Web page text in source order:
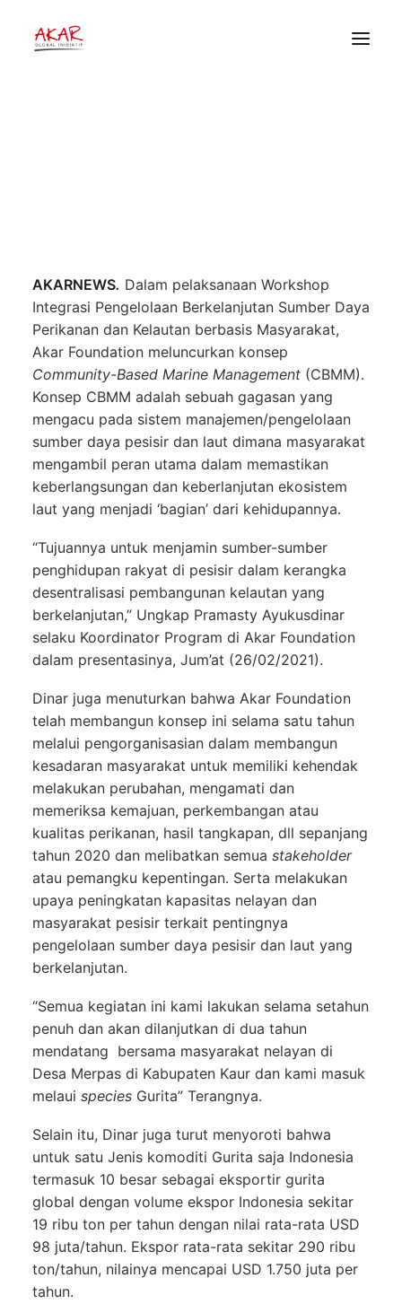
Luncurkan CBMM, Akar
AKARNEWS. Dalam pelaksanaan Workshop
Integrasi Pengelolaan Berkelanjutan Sumber Daya
Perikanan dan Kelautan berbasis Masyarakat,
Akar Foundation meluncurkan konsep
Community-Based Marine Management (CBMM).
Konsep CBMM adalah sebuah gagasan yang
mengacu pada sistem manajemen/pengelolaan
sumber daya pesisir dan laut dimana masyarakat
mengambil peran utama dalam memastikan
keberlangsungan dan keberlanjutan ekosistem
laut yang menjadi ‘bagian’ dari kehidupannya.
“Tujuannya untuk menjamin sumber-sumber
penghidupan rakyat di pesisir dalam kerangka
desentralisasi pembangunan kelautan yang
berkelanjutan,” Ungkap Pramasty Ayukusdinar
selaku Koordinator Program di Akar Foundation
dalam presentasinya, Jum’at (26/02/2021).
Dinar juga menuturkan bahwa Akar Foundation
telah membangun konsep ini selama satu tahun
melalui pengorganisasian dalam membangun
kesadaran masyarakat untuk memiliki kehendak
melakukan perubahan, mengamati dan
memeriksa kemajuan, perkembangan atau
kualitas perikanan, hasil tangkapan, dll sepanjang
tahun 2020 dan melibatkan semua stakeholder
atau pemangku kepentingan. Serta melakukan
upaya peningkatan kapasitas nelayan dan
masyarakat pesisir terkait pentingnya
pengelolaan sumber daya pesisir dan laut yang
berkelanjutan.
“Semua kegiatan ini kami lakukan selama setahun
penuh dan akan dilanjutkan di dua tahun
mendatang bersama masyarakat nelayan di
Desa Merpas di Kabupaten Kaur dan kami masuk
melaui species Gurita” Terangnya.
Selain itu, Dinar juga turut menyoroti bahwa
untuk satu Jenis komoditi Gurita saja Indonesia
termasuk 10 besar sebagai eksportir gurita
global dengan volume ekspor Indonesia sekitar
19 ribu ton per tahun dengan nilai rata-rata USD
98 juta/tahun. Ekspor rata-rata sekitar 290 ribu
ton/tahun, nilainya mencapai USD 1.750 juta per
tahun.